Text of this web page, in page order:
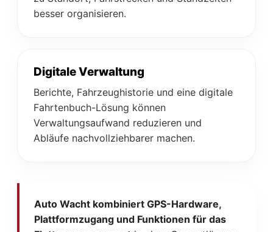
besser organisieren.
Digitale Verwaltung
Berichte, Fahrzeughistorie und eine digitale
Fahrtenbuch-Lösung können
Verwaltungsaufwand reduzieren und
Abläufe nachvollziehbarer machen.
Auto Wacht kombiniert GPS-Hardware,
Plattformzugang und Funktionen für das